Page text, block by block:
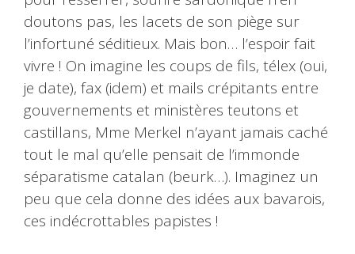
doutons pas, les lacets de son piège sur
l’infortuné séditieux. Mais bon… l’espoir fait
vivre ! On imagine les coups de fils, télex (oui,
je date), fax (idem) et mails crépitants entre
gouvernements et ministères teutons et
castillans, Mme Merkel n’ayant jamais caché
tout le mal qu’elle pensait de l’immonde
séparatisme catalan (beurk…). Imaginez un
peu que cela donne des idées aux bavarois,
ces indécrottables papistes !